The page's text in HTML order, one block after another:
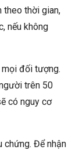
theo thời gian,
nếu không
mọi đối tượng.
trên 50
có nguy cơ
chứng. Để nhận